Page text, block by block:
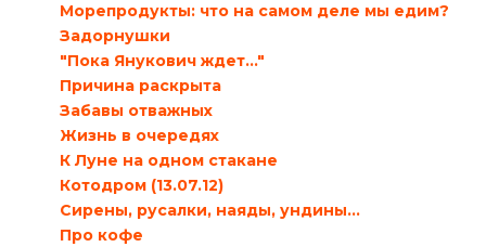
Морепродукты: что на самом деле мы едим?
Задорнушки
"Пока Янукович ждет..."
Причина раскрыта
Забавы отважных
Жизнь в очередях
К Луне на одном стакане
Котодром (13.07.12)
Сирены, русалки, наяды, ундины…
Про кофе